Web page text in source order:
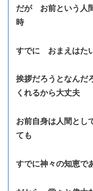
だが お前という人
時
すでに おまえはた
挨拶だろうとなん
くれるから大丈夫
お前自身は人間とし
ても
すでに神々の知恵で